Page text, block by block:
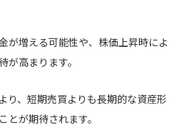
が増える可能性や、株価上昇時によ
が高まります。
り、短期売買よりも長期的な資産形
とが期待されます。